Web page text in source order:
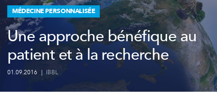
MÉDECINE PERSONNALISÉE
Une approche bénéfique au
patient et à la recherche
01.09.2016 | IBBL